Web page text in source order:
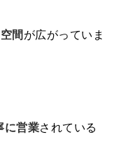
間 が広がっていま
に営業されている